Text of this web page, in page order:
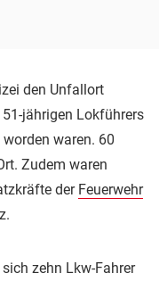
den Unfallort
jährigen Lokführers
waren. 60
Zudem waren
der Feuerwehr
zehn Lkw-Fahrer